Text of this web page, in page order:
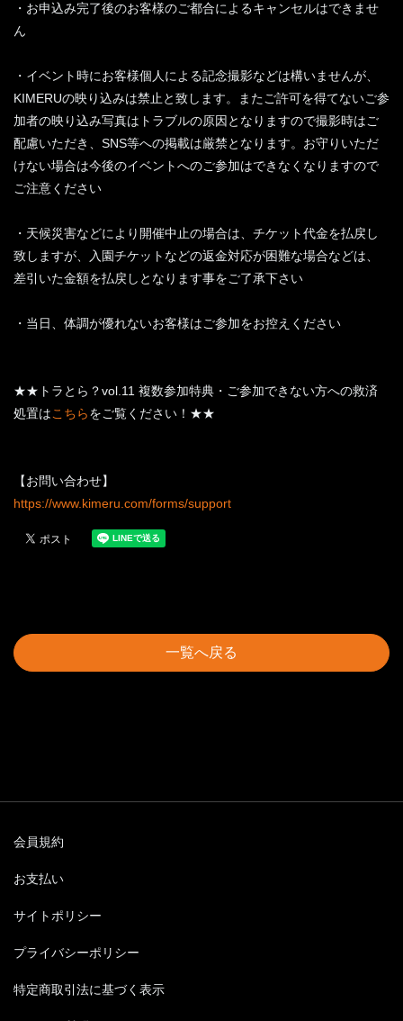
・お申込み完了後のお客様のご都合によるキャンセルはできませ
ん
・イベント時にお客様個人による記念撮影などは構いませんが、
KIMERUの映り込みは禁止と致します。またご許可を得てないご参
加者の映り込み写真はトラブルの原因となりますので撮影時はご
配慮いただき、SNS等への掲載は厳禁となります。お守りいただ
けない場合は今後のイベントへのご参加はできなくなりますので
ご注意ください
・天候災害などにより開催中止の場合は、チケット代金を払戻し
致しますが、入園チケットなどの返金対応が困難な場合などは、
差引いた金額を払戻しとなります事をご了承下さい
・当日、体調が優れないお客様はご参加をお控えください
★★トラとら？vol.11 複数参加特典・ご参加できない方への救済
処置はこちらをご覧ください！★★
【お問い合わせ】
https://www.kimeru.com/forms/support
一覧へ戻る
会員規約
お支払い
サイトポリシー
プライバシーポリシー
特定商取引法に基づく表示